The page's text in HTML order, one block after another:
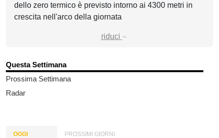
dello zero termico è previsto intorno ai 4300 metri in
crescita nell'arco della giornata
riduci
Questa Settimana
Prossima Settimana
Radar
OGGI PROSSIMI GIORNI